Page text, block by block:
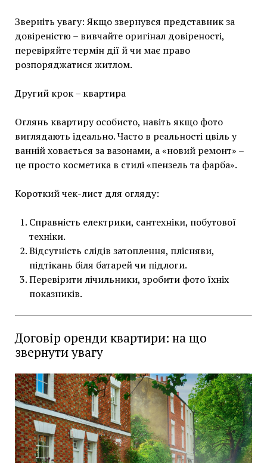
Зверніть увагу: Якщо звернувся представник за
довіреністю – вивчайте оригінал довіреності,
перевіряйте термін дії й чи має право
розпоряджатися житлом.
Другий крок – квартира
Оглянь квартиру особисто, навіть якщо фото
виглядають ідеально. Часто в реальності цвіль у
ванній ховається за вазонами, а «новий ремонт» –
це просто косметика в стилі «пензель та фарба».
Короткий чек-лист для огляду:
Справність електрики, сантехніки, побутової
техніки.
Відсутність слідів затоплення, плісняви,
підтікань біля батарей чи підлоги.
Перевірити лічильники, зробити фото їхніх
показників.
Договір оренди квартири: на що
звернути увагу